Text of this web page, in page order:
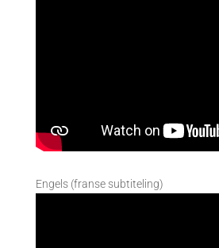
Engels (franse subtiteling)